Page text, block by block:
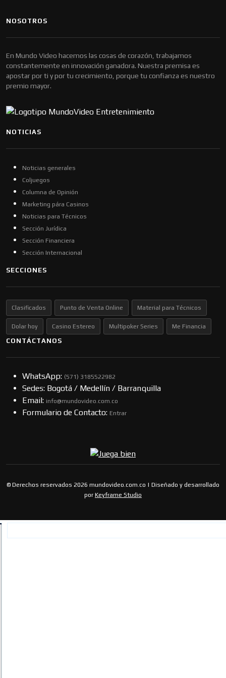
NOSOTROS
En Mundo Video hacemos las cosas de corazón, trabajamos
constantemente en innovación ganadora. Nuestra premisa es
apostar por ti y por tu crecimiento, porque tu confianza es nuestro
premio mayor.
NOTICIAS
Noticias generales
Coljuegos
Columna de Opinión
Marketing pára Casinos
Noticias para Técnicos
Sección Jurídica
Sección Financiera
Sección Internacional
SECCIONES
Clasificados Punto de Venta Online Material para Técnicos
Dolar hoy Casino Estereo Multipoker Series Me Financia
CONTÁCTANOS
WhatsApp: (57​​1) 3185522982
Sedes: Bogotá / Medellín / Barranquilla
Email: info@mundovideo.com.co
Formulario de Contacto: Entrar
© Derechos reservados 2026 mundovideo.com.co | Diseñado y desarrollado
por Keyframe Studio